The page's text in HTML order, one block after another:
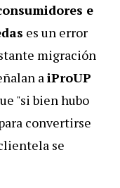
e
es un error
migración
aiProUP
"si bien hubo
convertirse
se